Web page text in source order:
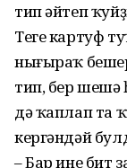
тип әйтеп
Теге картуф
нығыраҡ
тип, бер шешә
дә ҡаплап та
кергәндәй
– Бар ине